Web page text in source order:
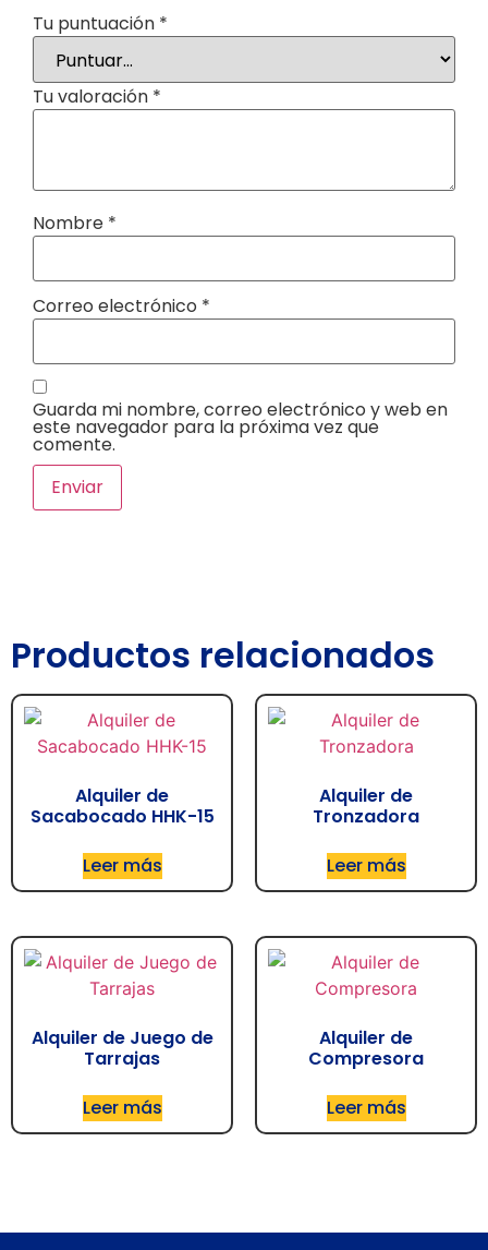
Tu puntuación *
Tu valoración *
Nombre *
Correo electrónico *
Guarda mi nombre, correo electrónico y web en
este navegador para la próxima vez que
comente.
Productos relacionados
Alquiler de
Sacabocado HHK-15
Leer más
Alquiler de
Tronzadora
Leer más
Alquiler de Juego de
Tarrajas
Leer más
Alquiler de
Compresora
Leer más